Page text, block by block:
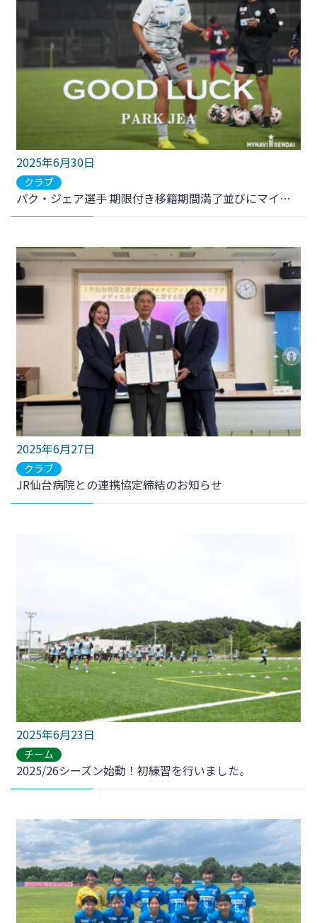
2025年6月30日
クラブ
パク・ジェア選手 期限付き移籍期間満了並びにマイナビ仙台レディース契約満了のお知らせ
2025年6月27日
クラブ
JR仙台病院との連携協定締結のお知らせ
2025年6月23日
チーム
2025/26シーズン始動！初練習を行いました。